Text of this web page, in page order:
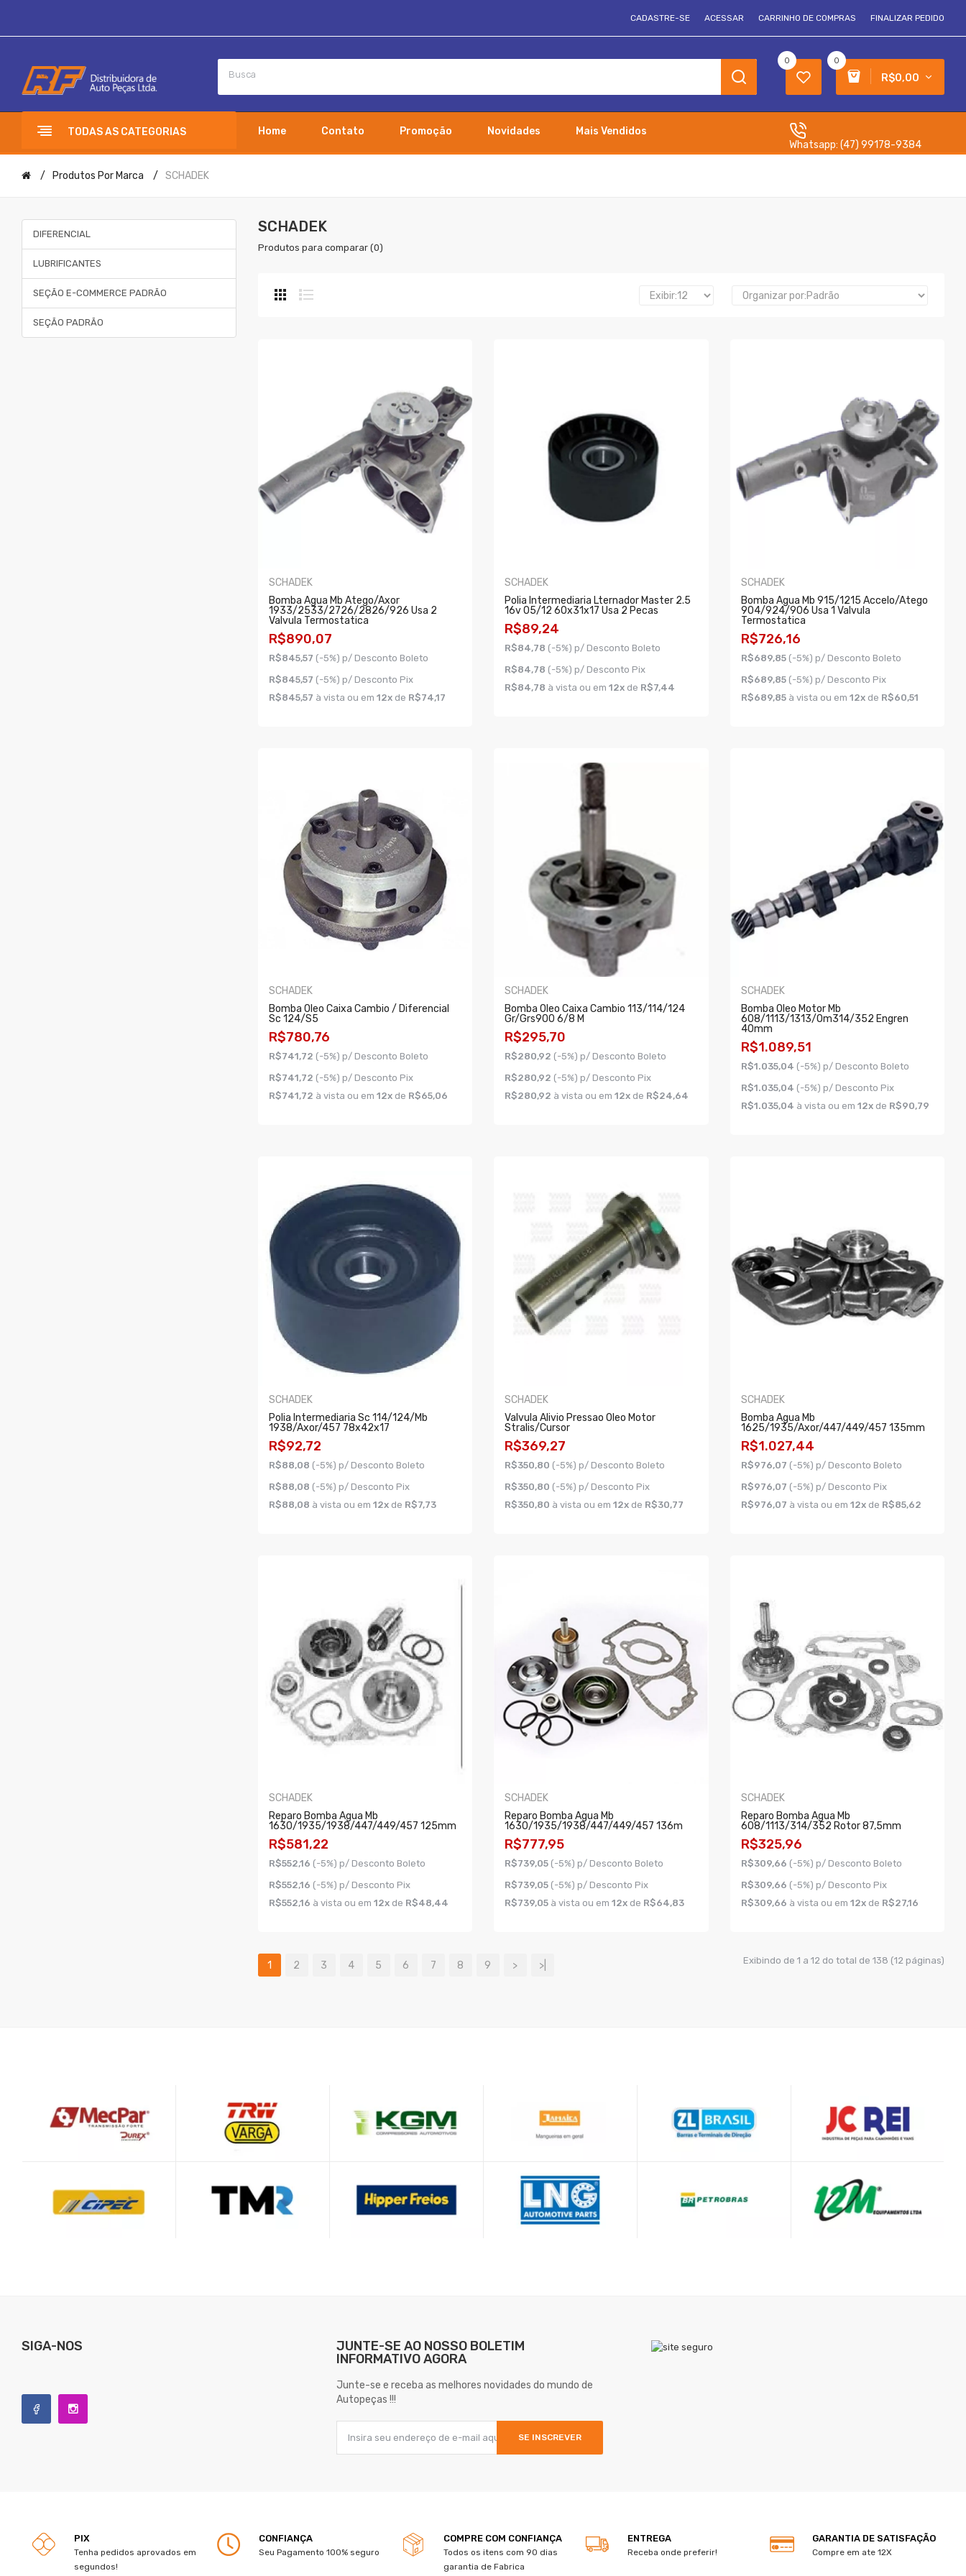
CADASTRE-SE ACESSAR CARRINHO DE COMPRAS FINALIZAR PEDIDO
0
R$0,00
0
TODAS AS CATEGORIAS Home Contato Promoção Novidades
Mais Vendidos
Whatsapp: (47) 99178-9384
Produtos Por Marca SCHADEK
DIFERENCIAL
LUBRIFICANTES
SEÇÃO E-COMMERCE PADRÃO
SEÇÃO PADRÃO
SCHADEK
Produtos para comparar (0)
SCHADEK
Bomba Agua Mb Atego/axor
1933/2533/2726/2826/926 Usa 2
Valvula Termostatica
R$890,07
R$845,57 (-5%) p/ Desconto Boleto
R$845,57 (-5%) p/ Desconto Pix
R$845,57 à vista ou em 12xde R$74,17
SCHADEK
Polia Intermediaria Lternador Master 2.5
16v 05/12 60x31x17 Usa 2 Pecas
R$89,24
R$84,78 (-5%) p/ Desconto Boleto
R$84,78 (-5%) p/ Desconto Pix
R$84,78 à vista ou em 12x de R$7,44
SCHADEK
Bomba Agua Mb 915/1215 Accelo/atego
904/924/906 Usa 1 Valvula
Termostatica
R$726,16
R$689,85 (-5%) p/ Desconto Boleto
R$689,85 (-5%) p/ Desconto Pix
R$689,85à vista ou em 12xde R$60,51
SCHADEK
Bomba Oleo Caixa Cambio / Diferencial
Sc 124/s5
R$780,76
R$741,72 (-5%) p/ Desconto Boleto
R$741,72 (-5%) p/ Desconto Pix
R$741,72 à vista ou em 12xde R$65,06
SCHADEK
Bomba Oleo Caixa Cambio 113/114/124
Gr/grs900 6/8 M
R$295,70
R$280,92 (-5%) p/ Desconto Boleto
R$280,92 (-5%) p/ Desconto Pix
R$280,92 à vista ou em 12x de R$24,64
SCHADEK
Bomba Oleo Motor Mb
608/1113/1313/om314/352 Engren
40mm
R$1.089,51
R$1.035,04 (-5%) p/ Desconto Boleto
R$1.035,04 (-5%) p/ Desconto Pix
R$1.035,04 à vista ou em 12xde R$90,79
SCHADEK
Polia Intermediaria Sc 114/124/mb
1938/axor/457 78x42x17
R$92,72
R$88,08 (-5%) p/ Desconto Boleto
R$88,08 (-5%) p/ Desconto Pix
R$88,08 à vista ou em 12xde R$7,73
SCHADEK
Valvula Alivio Pressao Oleo Motor
Stralis/cursor
R$369,27
R$350,80 (-5%) p/ Desconto Boleto
R$350,80 (-5%) p/ Desconto Pix
R$350,80 à vista ou em 12x de R$30,77
SCHADEK
Bomba Agua Mb
1625/1935/axor/447/449/457 135mm
R$1.027,44
R$976,07 (-5%) p/ Desconto Boleto
R$976,07 (-5%) p/ Desconto Pix
R$976,07 à vista ou em 12xde R$85,62
SCHADEK
Reparo Bomba Agua Mb
1630/1935/1938/447/449/457 125mm
R$581,22
R$552,16 (-5%) p/ Desconto Boleto
R$552,16 (-5%) p/ Desconto Pix
R$552,16 à vista ou em 12xde R$48,44
SCHADEK
Reparo Bomba Agua Mb
1630/1935/1938/447/449/457 136m
R$777,95
R$739,05 (-5%) p/ Desconto Boleto
R$739,05 (-5%) p/ Desconto Pix
R$739,05 à vista ou em 12x de R$64,83
SCHADEK
Reparo Bomba Agua Mb
608/1113/314/352 Rotor 87,5mm
R$325,96
R$309,66 (-5%) p/ Desconto Boleto
R$309,66 (-5%) p/ Desconto Pix
R$309,66 à vista ou em 12xde R$27,16
1 2 3 4 5 6 7 8 9 > >| Exibindo de 1 a 12 do total de 138 (12 páginas)
SIGA-NOS JUNTE-SE AO NOSSO BOLETIM
INFORMATIVO AGORA
Junte-se e receba as melhores novidades do mundo de
Autopeças !!!
SE INSCREVER
PIX
Tenha pedidos aprovados em
segundos!
CONFIANÇA
Seu Pagamento 100% seguro
COMPRE COM CONFIANÇA
Todos os itens com 90 dias
garantia de Fabrica
ENTREGA
Receba onde preferir!
GARANTIA DE SATISFAÇÃO
Compre em ate 12X